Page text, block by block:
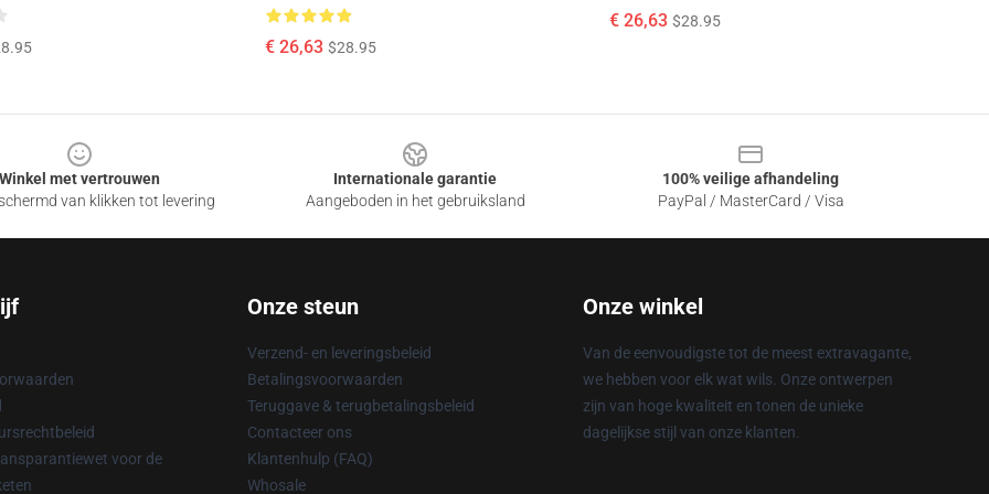
€ 26,63 $28.95
€ 26,63 $28.95
Winkel met vertrouwen
van klikken tot levering
Internationale garantie
Aangeboden in het gebruiksland
100% veilige afhandeling
PayPal / MasterCard / Visa
voor de
Onze steun
Verzend- en leveringsbeleid
Betalingsvoorwaarden
Teruggave & terugbetalingsbeleid
Contacteer ons
Klantenhulp (FAQ)
Whosale
Onze winkel
Van de eenvoudigste tot de meest extravagante,
we hebben voor elk wat wils. Onze ontwerpen
zijn van hoge kwaliteit en tonen de unieke
dagelijkse stijl van onze klanten.